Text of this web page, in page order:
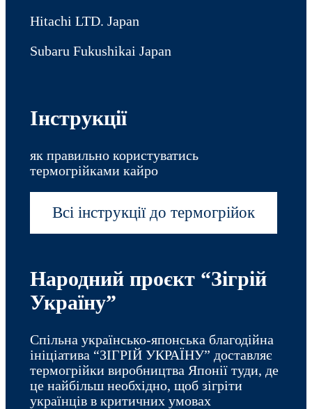
Hitachi LTD. Japan
Subaru Fukushikai Japan
Інструкції
як правильно користуватись
термогрійками кайро
Всі інструкції до термогрійок
Народний проєкт “Зiгрiй
Україну”
Спільна українсько-японська благодійна
ініціатива “ЗІГРІЙ УКРАЇНУ” доставляє
термогрійки виробництва Японії туди, де
це найбільш необхідно, щоб зігріти
українців в критичних умовах